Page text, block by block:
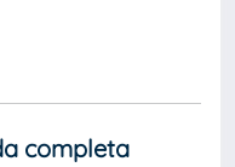
completa